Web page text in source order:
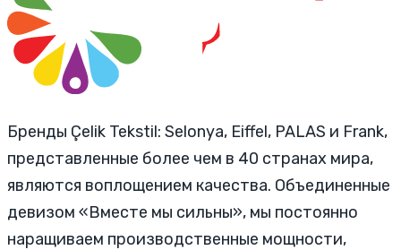
Бренды Çelik Tekstil: Selonya, Eiffel, PALAS и Frank,
представленные более чем в 40 странах мира,
являются воплощением качества. Объединенные
девизом «Вместе мы сильны», мы постоянно
наращиваем производственные мощности,